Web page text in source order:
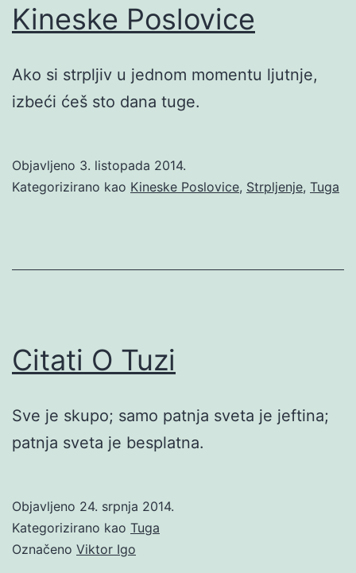
Kineske Poslovice
Ako si strpljiv u jednom momentu ljutnje,
izbeći ćeš sto dana tuge.
Objavljeno 3. listopada 2014.
Kategorizirano kao Kineske Poslovice, Strpljenje, Tuga
Citati O Tuzi
Sve je skupo; samo patnja sveta je jeftina;
patnja sveta je besplatna.
Objavljeno 24. srpnja 2014.
Kategorizirano kao Tuga
Označeno Viktor Igo